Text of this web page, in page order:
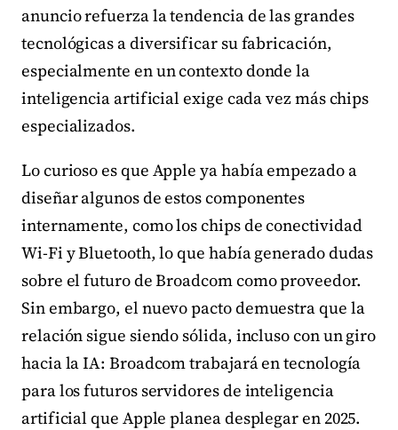
anuncio refuerza la tendencia de las grandes
tecnológicas a diversificar su fabricación,
especialmente en un contexto donde la
inteligencia artificial exige cada vez más chips
especializados.
Lo curioso es que Apple ya había empezado a
diseñar algunos de estos componentes
internamente, como los chips de conectividad
Wi-Fi y Bluetooth, lo que había generado dudas
sobre el futuro de Broadcom como proveedor.
Sin embargo, el nuevo pacto demuestra que la
relación sigue siendo sólida, incluso con un giro
hacia la IA: Broadcom trabajará en tecnología
para los futuros servidores de inteligencia
artificial que Apple planea desplegar en 2025.